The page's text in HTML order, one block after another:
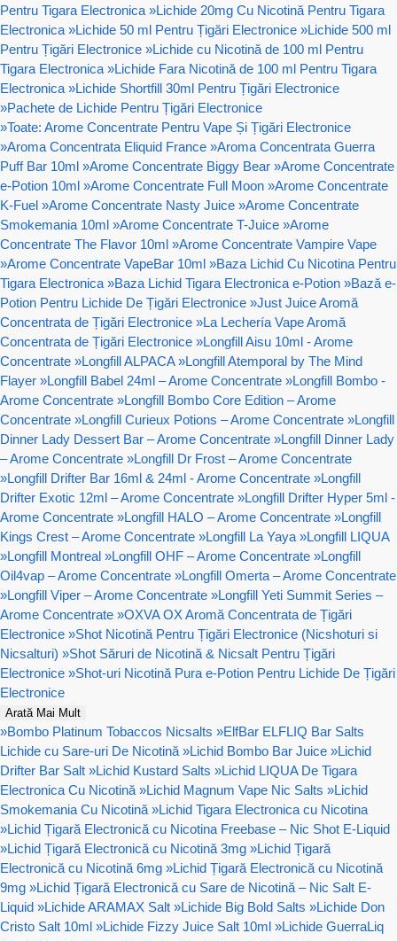
Pentru Tigara Electronica »Lichide 20mg Cu Nicotină Pentru Tigara
Electronica »Lichide 50 ml Pentru Țigări Electronice »Lichide 500 ml
Pentru Țigări Electronice »Lichide cu Nicotină de 100 ml Pentru
Tigara Electronica »Lichide Fara Nicotină de 100 ml Pentru Tigara
Electronica »Lichide Shortfill 30ml Pentru Țigări Electronice
»Pachete de Lichide Pentru Țigări Electronice
»Toate: Arome Concentrate Pentru Vape Și Țigări Electronice
»Aroma Concentrata Eliquid France »Aroma Concentrata Guerra
Puff Bar 10ml »Arome Concentrate Biggy Bear »Arome Concentrate
e-Potion 10ml »Arome Concentrate Full Moon »Arome Concentrate
K-Fuel »Arome Concentrate Nasty Juice »Arome Concentrate
Smokemania 10ml »Arome Concentrate T-Juice »Arome
Concentrate The Flavor 10ml »Arome Concentrate Vampire Vape
»Arome Concentrate VapeBar 10ml »Baza Lichid Cu Nicotina Pentru
Tigara Electronica »Baza Lichid Tigara Electronica e-Potion »Bază e-
Potion Pentru Lichide De Țigări Electronice »Just Juice Aromă
Concentrata de Țigări Electronice »La Lechería Vape Aromă
Concentrata de Țigări Electronice »Longfill Aisu 10ml - Arome
Concentrate »Longfill ALPACA »Longfill Atemporal by The Mind
Flayer »Longfill Babel 24ml – Arome Concentrate »Longfill Bombo -
Arome Concentrate »Longfill Bombo Core Edition – Arome
Concentrate »Longfill Curieux Potions – Arome Concentrate »Longfill
Dinner Lady Dessert Bar – Arome Concentrate »Longfill Dinner Lady
– Arome Concentrate »Longfill Dr Frost – Arome Concentrate
»Longfill Drifter Bar 16ml & 24ml - Arome Concentrate »Longfill
Drifter Exotic 12ml – Arome Concentrate »Longfill Drifter Hyper 5ml -
Arome Concentrate »Longfill HALO – Arome Concentrate »Longfill
Kings Crest – Arome Concentrate »Longfill La Yaya »Longfill LIQUA
»Longfill Montreal »Longfill OHF – Arome Concentrate »Longfill
Oil4vap – Arome Concentrate »Longfill Omerta – Arome Concentrate
»Longfill Viper – Arome Concentrate »Longfill Yeti Summit Series –
Arome Concentrate »OXVA OX Aromă Concentrata de Țigări
Electronice »Shot Nicotină Pentru Țigări Electronice (Nicshoturi si
Nicsalturi) »Shot Săruri de Nicotină & Nicsalt Pentru Țigări
Electronice »Shot-uri Nicotină Pura e-Potion Pentru Lichide De Țigări
Electronice
Arată Mai Mult
»Bombo Platinum Tobaccos Nicsalts »ElfBar ELFLIQ Bar Salts
Lichide cu Sare-uri De Nicotină »Lichid Bombo Bar Juice »Lichid
Drifter Bar Salt »Lichid Kustard Salts »Lichid LIQUA De Tigara
Electronica Cu Nicotină »Lichid Magnum Vape Nic Salts »Lichid
Smokemania Cu Nicotină »Lichid Tigara Electronica cu Nicotina
»Lichid Țigară Electronică cu Nicotina Freebase – Nic Shot E-Liquid
»Lichid Țigară Electronică cu Nicotină 3mg »Lichid Țigară
Electronică cu Nicotină 6mg »Lichid Țigară Electronică cu Nicotină
9mg »Lichid Țigară Electronică cu Sare de Nicotină – Nic Salt E-
Liquid »Lichide ARAMAX Salt »Lichide Big Bold Salts »Lichide Don
Cristo Salt 10ml »Lichide Fizzy Juice Salt 10ml »Lichide GuerraLiq